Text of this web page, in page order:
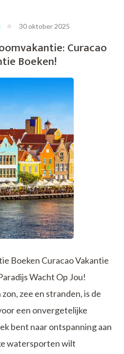
30 oktober 2025
Curacao
Boeken!
Boeken Curacao Vakantie
Wacht Op Jou!
zee en stranden, is de
een onvergetelijke
bent naar ontspanning aan
watersporten wilt